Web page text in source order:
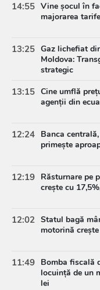
14:55 Vine șocul în
majorarea
13:25 Gaz lichefiat
Moldova:
strategic
13:15 Cine umflă
agenții din
12:24 Banca
primește
12:19 Răsturnare pe
crește cu
12:02 Statul bagă
motorină
11:49 Bomba fiscală
locuință de un
lei